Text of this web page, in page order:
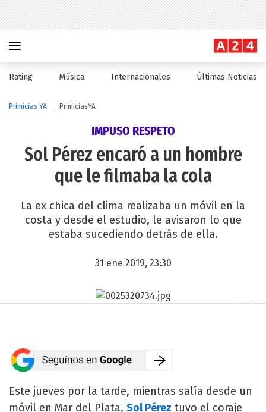
Rating Música Internacionales Últimas Noticias
Primicias YA PrimiciasYA
IMPUSO RESPETO
Sol Pérez encaró a un hombre
que le filmaba la cola
La ex chica del clima realizaba un móvil en la
costa y desde el estudio, le avisaron lo que
estaba sucediendo detrás de ella.
31 ene 2019, 23:30
Este jueves por la tarde, mientras salía desde un
móvil en Mar del Plata, Sol Pérez tuvo el coraje